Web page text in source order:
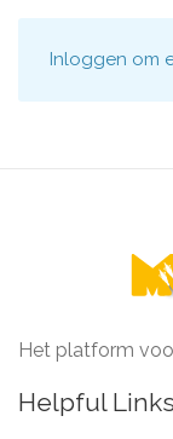
Inloggen om
Het platform
Helpful Links